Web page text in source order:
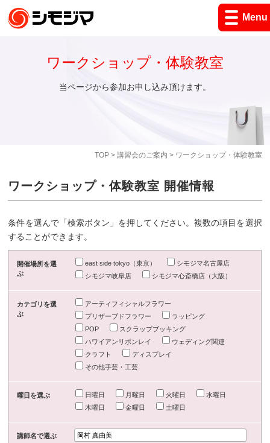
Menu
TOP> 講習会のご案内 > ワークショップ・体験教室
ワークショップ・体験教室
当ページから参加お申し込み頂けます。
ワークショップ・体験教室 開催情報
条件を選んで「検索ボタン」を押してください。複数の項目を選択
することができます。
開催場所を選
ぶ
east side tokyo（東京）
シモジマ名古屋店
シモジマ岐阜店
シモジマ心斎橋店（大阪）
カテゴリを選
ぶ
アーティフィシャルフラワー
プリザーブドフラワー
ラッピング
POP
スクラップブッキング
ハワイアンリボンレイ
ウェディング関連
クラフト
ディスプレイ
その他手芸・工芸
曜日を選ぶ 日曜日 月曜日 火曜日
水曜日
木曜日
金曜日 土曜日
講師名で選ぶ